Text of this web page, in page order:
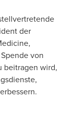
der
von
beitragen wird,